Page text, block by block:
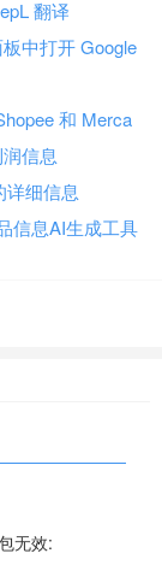
翻译
中打开 Google
和 Merca
信息
详细信息
信息AI生成工具
无效: